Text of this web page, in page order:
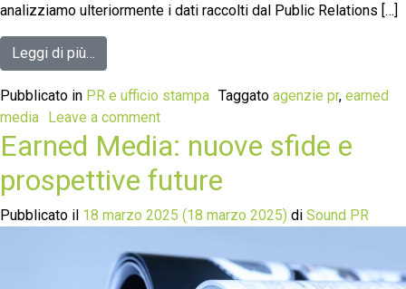
analizziamo ulteriormente i dati raccolti dal Public Relations […]
Leggi di più…
Pubblicato in PR e ufficio stampa Taggato agenzie pr, earned
media Leave a comment
Earned Media: nuove sfide e
prospettive future
Pubblicato il 18 marzo 2025 (18 marzo 2025) di Sound PR